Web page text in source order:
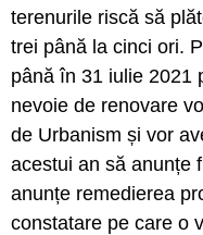
terenurile riscă să
trei până la cinci ori.
până în 31 iulie 2021
nevoie de renovare
de Urbanism și vor
acestui an să anunțe
anunțe remedierea
constatare pe care o